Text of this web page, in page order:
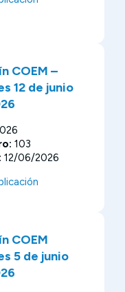
COEM –
12 de junio
103
12/06/2026
COEM
5 de junio